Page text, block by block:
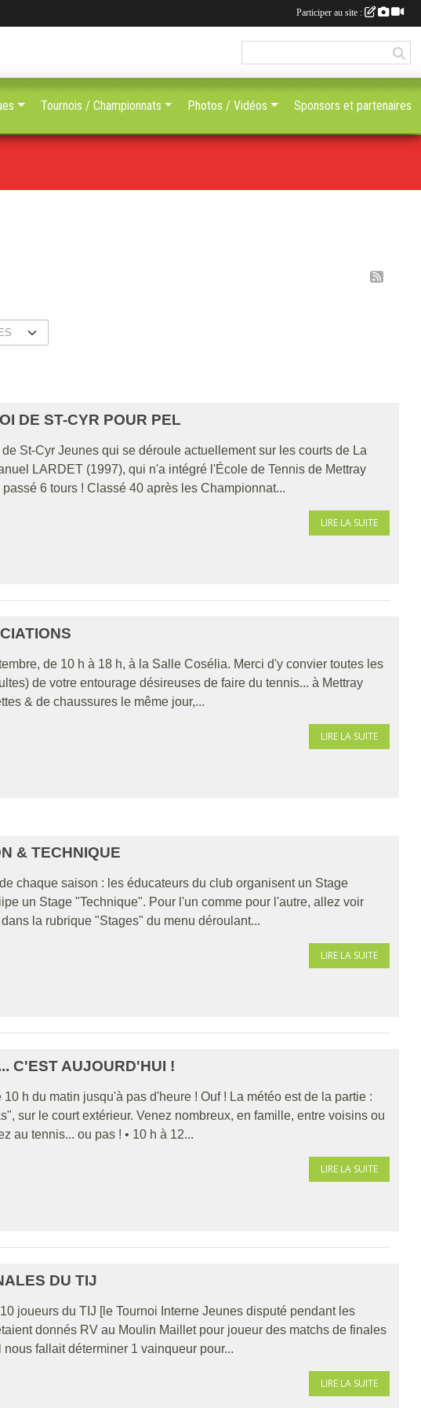
DE ST-CYR POUR PEL
St-Cyr Jeunes qui se déroule actuellement sur les courts de La
LARDET (1997), qui n'a intégré l'École de Tennis de Mettray
6 tours ! Classé 40 après les Championnat...
LIRE LA SUITE
de 10 h à 18 h, à la Salle Cosélia. Merci d'y convier toutes les
de votre entourage désireuses de faire du tennis... à Mettray
& de chaussures le même jour,...
LIRE LA SUITE
& TECHNIQUE
chaque saison : les éducateurs du club organisent un Stage
un Stage "Technique". Pour l'un comme pour l'autre, allez voir
la rubrique "Stages" du menu déroulant...
LIRE LA SUITE
C'EST AUJOURD'HUI !
h du matin jusqu'à pas d'heure ! Ouf ! La météo est de la partie :
sur le court extérieur. Venez nombreux, en famille, entre voisins ou
au tennis... ou pas ! • 10 h à 12...
LIRE LA SUITE
DU TIJ
joueurs du TIJ [le Tournoi Interne Jeunes disputé pendant les
donnés RV au Moulin Maillet pour joueur des matchs de finales
fallait déterminer 1 vainqueur pour...
LIRE LA SUITE
Tournois / Championnats Photos / Vidéos Sponsors et partenaires
Participer au site :